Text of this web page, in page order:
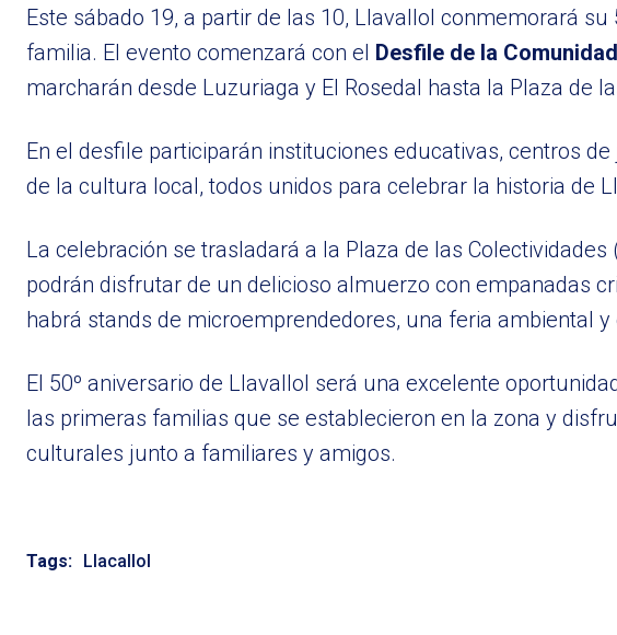
Este sábado 19, a partir de las 10, Llavallol conmemorará
familia. El evento comenzará con el Desfile de la Comunidad
marcharán desde Luzuriaga y El Rosedal hasta la Plaza de
En el desfile participarán instituciones educativas, centros
de la cultura local, todos unidos para celebrar la historia de
La celebración se trasladará a la Plaza de las
podrán disfrutar de un delicioso almuerzo con empanadas
habrá stands de microemprendedores, una feria ambiental
El 50º aniversario de Llavallol será una excelente
las primeras familias que se establecieron en la zona y
culturales junto a familiares y amigos.
Tags: Llacallol